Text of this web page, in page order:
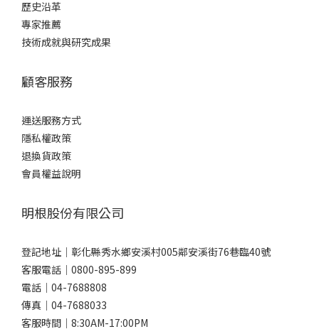
歷史沿革
專家推薦
技術成就與研究成果
顧客服務
運送服務方式
隱私權政策
退換貨政策
會員權益說明
明根股份有限公司
登記地址｜彰化縣秀水鄉安溪村005鄰安溪街76巷臨40號
客服電話｜0800-895-899
電話｜04-7688808
傳真｜04-7688033
客服時間｜8:30AM-17:00PM